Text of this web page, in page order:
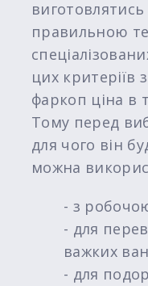
виготовлятись
правильною
цих критеріїв
фаркоп ціна в
Тому перед
для чого він
можна
- з
- для
важких
- для